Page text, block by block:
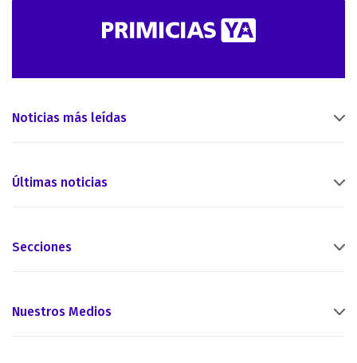
Noticias más leídas
Últimas noticias
Secciones
Nuestros Medios